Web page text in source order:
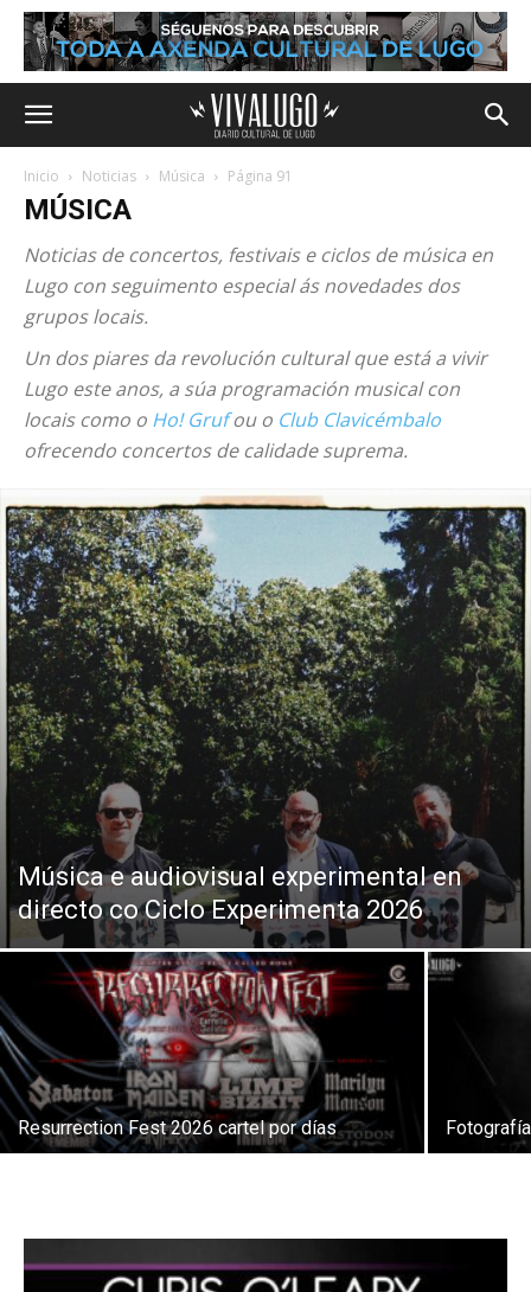
Inicio Noticias Música Página 91
MÚSICA
Noticias de concertos, festivais e ciclos de música en
Lugo con seguimento especial ás novedades dos
grupos locais.
Un dos piares da revolución cultural que está a vivir
Lugo este anos, a súa programación musical con
locais como o Ho! Grufou o Club Clavicémbalo
ofrecendo concertos de calidade suprema.
Música e audiovisual experimental en
directo co Ciclo Experimenta 2026
Resurrection Fest 2026 cartel por días